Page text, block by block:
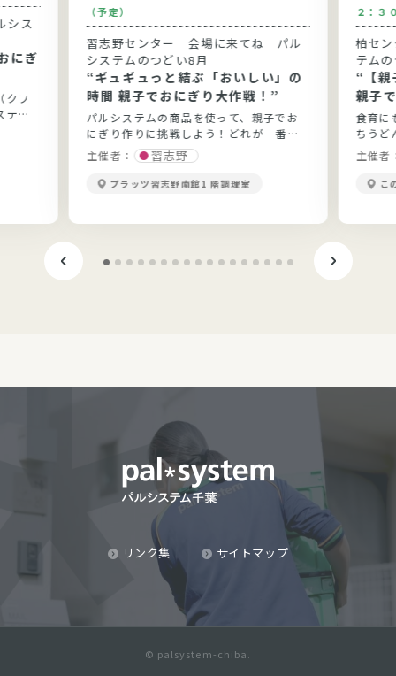
シス
にぎ
クフ
テム
（予定）
習志野センター 会場に来てね パル
システムのつどい8月
“ギュギュっと結ぶ「おいしい」の
時間 親子でおにぎり大作戦！”
パルシステムの商品を使って、親子でお
にぎり作りに挑戦しよう！どれが一番お
いしいかな♪
主催者： 習志野
プラッツ習志野南館1 階調理室
２：３
柏セ
テム
“【
親子
手打
食育に
ちうど
主催者
こ
リンク集 サイトマップ
© palsystem-chiba.